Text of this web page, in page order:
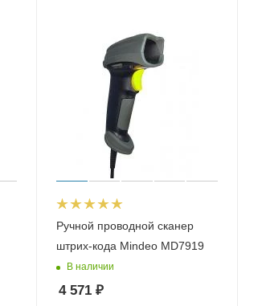
Ручной проводной сканер
штрих-кода Mindeo MD7919
В наличии
4 571 ₽